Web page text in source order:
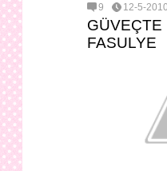
9 12-5-2010
GÜVEÇTE
FASULYE